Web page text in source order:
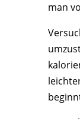
man